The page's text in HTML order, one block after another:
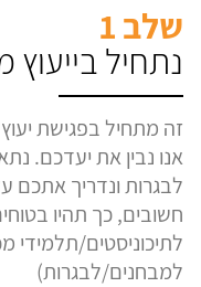
שלב 1
נתחיל בייעוץ
זה מתחיל בפגישת
אנו נבין את יעדכם.
לבגרות ונדריך אתכם
חשובים, כך תהיו
לתיכוניסטים/תלמידי
למבחנים/לבגרות)